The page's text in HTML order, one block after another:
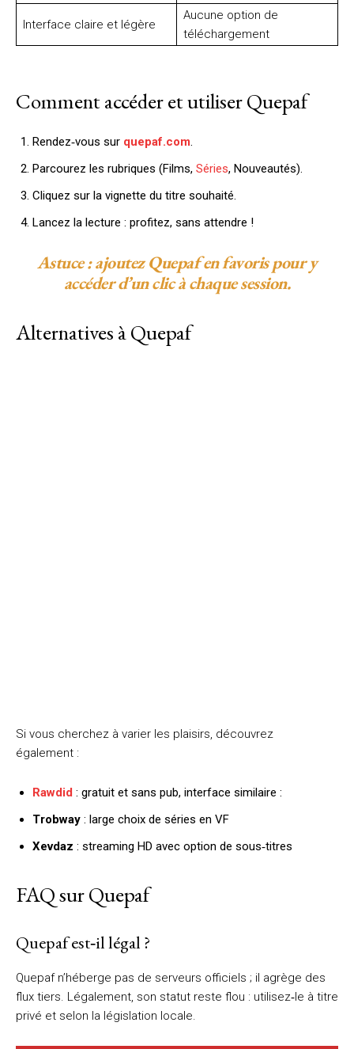
Interface claire et légère
Aucune option de
téléchargement
Comment accéder et utiliser Quepaf
Rendez‑vous sur quepaf.com
Parcourez les rubriques (Films, Séries, Nouveautés).
Cliquez sur la vignette du titre souhaité.
Lancez la lecture : profitez, sans attendre !
Astuce: ajoutez Quepaf en favoris pour y
accéder d’un clic à chaque session.
Alternatives à Quepaf
Si vous cherchez à varier les plaisirs, découvrez
également :
Rawdid : gratuit et sans pub, interface similaire :
Trobway : large choix de séries en VF
Xevdaz : streaming HD avec option de sous‑titres
FAQ sur Quepaf
Quepaf est‑il légal ?
Quepaf n’héberge pas de serveurs officiels ; il agrège des
flux tiers. Légalement, son statut reste flou : utilisez‑le à titre
privé et selon la législation locale.